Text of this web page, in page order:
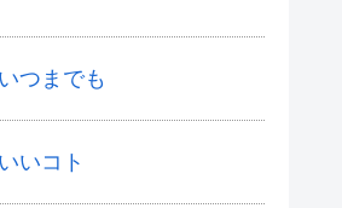
つまでも
いコト